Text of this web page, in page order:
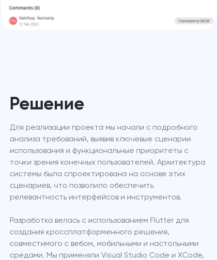
Решение
Для реализации проекта мы начали с подробного
анализа требований, выявив ключевые сценарии
использования и функциональные приоритеты с
точки зрения конечных пользователей. Архитектура
системы была спроектирована на основе этих
сценариев, что позволило обеспечить
релевантность интерфейсов и инструментов.
Разработка велась с использованием Flutter для
создания кроссплатформенного решения,
совместимого с вебом, мобильными и настольными
средами. Мы применяли Visual Studio Code и XCode,